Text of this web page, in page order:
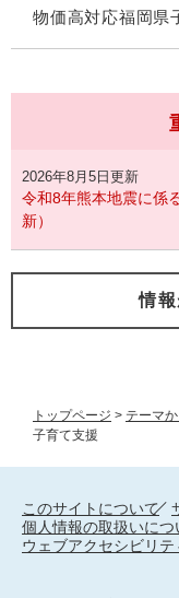
トップページ > テーマ
子育て支援
物価高対応福岡県
2026年8月5日更新
令和8年熊本地震に係
新）
情
このサイトについて
個人情報の取扱いにつ
ウェブアクセシビリテ